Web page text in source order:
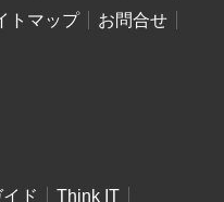
トマップ
お問合せ
ド
Think IT